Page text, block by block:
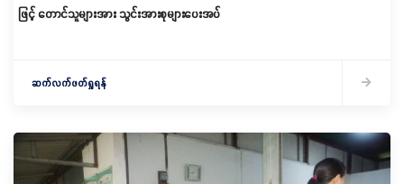
ဖြင့် တောင်သူများအား သွင်းအားစုများပေးအပ်
ဆက်လက်ဖတ်ရှုရန်